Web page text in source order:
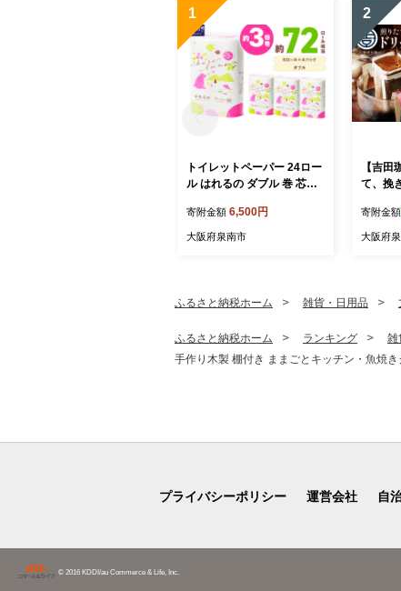
1
トイレットペーパー 24ロー
ル はれるの ダブル 巻 芯な
域：北海道・沖縄】【2026
年8月お届け】【020E-02
寄附金額 6,500円
大阪府泉南市
2
【吉田
て、挽
4】
寄附金額
大阪府
ふるさと納税ホーム 雑貨・日用品
ふるさと納税ホーム ランキング 雑
手作り木製 棚付き ままごとキッチン・魚焼き
プライバシーポリシー 運営会社 自
© 2016 KDDI/au Commerce & Life, Inc.